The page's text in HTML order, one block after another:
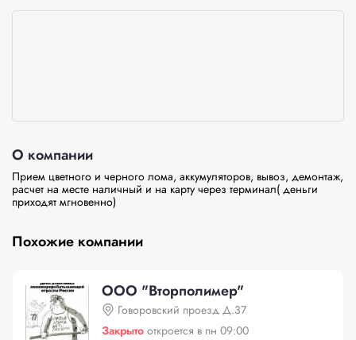
О компании
Прием цветного и черного лома, аккумуляторов, вывоз, демонтаж,
расчет на месте наличный и на карту через терминал( деньги
приходят мгновенно)
Похожие компании
ООО "Вторполимер"
Говоровский проезд Д.37
Закрыто откроется в пн 09:00